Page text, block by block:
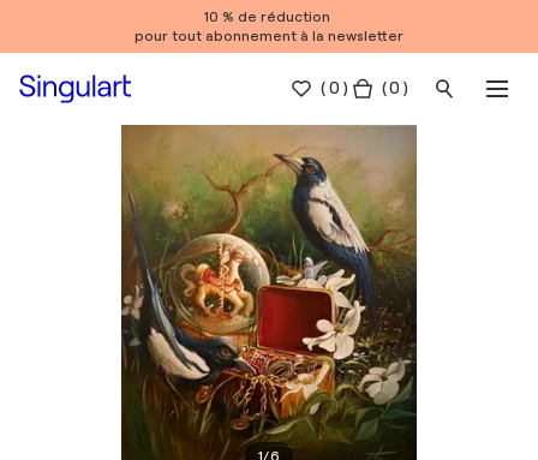
10 % de réduction
pour tout abonnement à la newsletter
(0 ) ( 0 )
1/6